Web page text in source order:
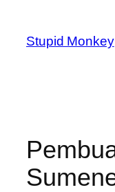
content
Stupid Monkey